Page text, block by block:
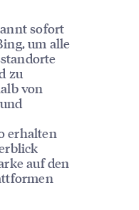
sofort
um alle
zu
von
erhalten
auf den